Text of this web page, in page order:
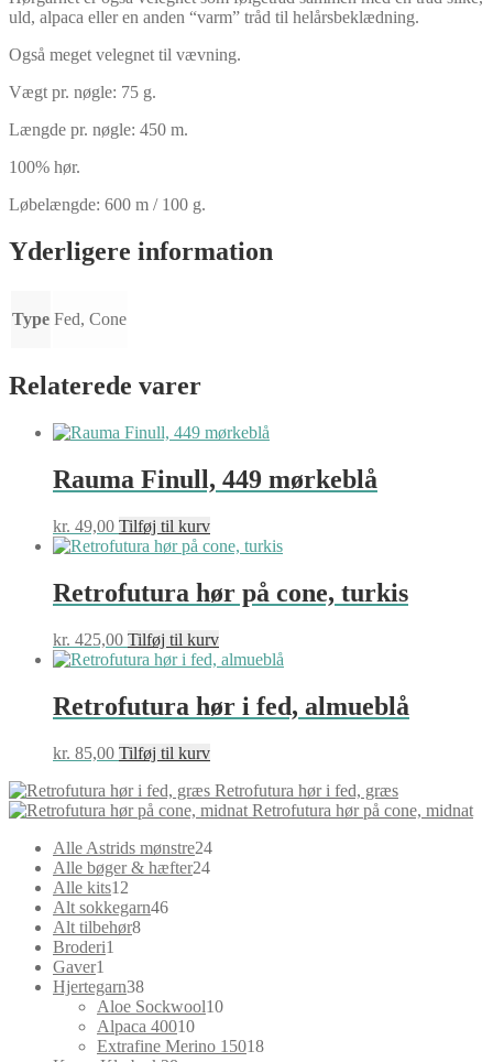
uld, alpaca eller en anden “varm” tråd til helårsbeklædning.
Også meget velegnet til vævning.
Vægt pr. nøgle: 75 g.
Længde pr. nøgle: 450 m.
100% hør.
Løbelængde: 600 m / 100 g.
Yderligere information
Type Fed, Cone
Relaterede varer
Rauma Finull, 449 mørkeblå
kr. 49,00 Tilføj til kurv
Retrofutura hør på cone, turkis
kr. 425,00 Tilføj til kurv
Retrofutura hør i fed, almueblå
kr. 85,00 Tilføj til kurv
Retrofutura hør i fed, græs
Retrofutura hør på cone, midnat
Alle Astrids mønstre2424
Alle bøger & hæfter2424
Alle kits12
varer
Alt sokkegarn4646
Alt tilbehør88
Broderi1
Gaver1
vare
Hjertegarn3838
varer
Aloe Sockwool1010
Alpaca 4001010
varer
Extrafine Merino 1501818